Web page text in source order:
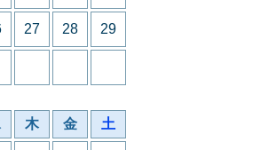
27 28 29
木 金 土